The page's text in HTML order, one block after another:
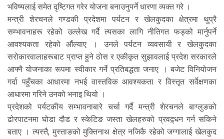
भविष्यलाई समेत दृष्टिगत गरेर योजना बनाउनुपर्ने धारणा व्यक्त गरे ।
मन्त्री शेरचनले गण्डकी प्रदेशमा पर्यटन र खेलकुदका क्षेत्रमा थुप्रै
सम्भावनाहरू रहेको उल्लेख गर्दै त्यसका लागि नीतिगत फड्को मार्नुपर्ने
आवश्यकता रहेको औंल्याए । उनले पर्यटन व्यवसायी र खेलकुदका
सरोकारवालाहरूबाट प्राप्त हुने ठोस र एकीकृत सुझावलाई प्रदेश सरकारले
आफ्नै योजनाका रूपमा स्वीकार गर्ने प्रतिबद्धता जनाए । बजेट विनियोजन
गर्दा पहुँचका आधारमा नभई वास्तविक आवश्यकता र विस्तृत सर्वेक्षणका
आधारमा गरिने उनको भनाइ थियो ।
प्रदेशको पर्यटकीय सम्भावनाबारे चर्चा गर्दै मन्त्री शेरचनले बाग्लुङको
ढोरपाटनमा घोडा दौड र स्केटिङ जस्ता खेलहरुको प्रवद्र्धन गर्न सकिने
बताए । त्यस्तै, मुस्ताङको मुक्तिनाथ क्षेत्र नजिकै रहेको जग्गालाई खेलकुद